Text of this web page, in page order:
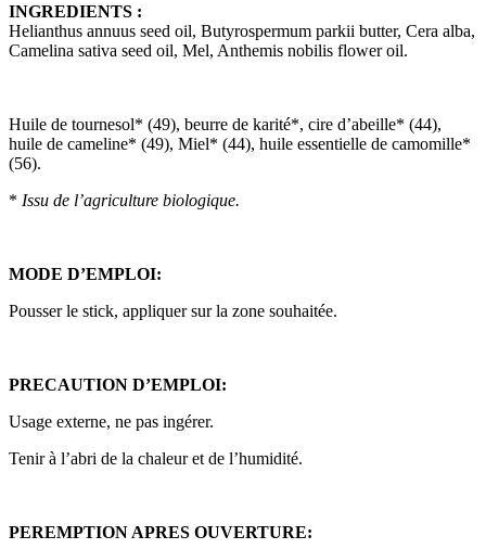
INGREDIENTS :
Helianthus annuus seed oil, Butyrospermum parkii butter, Cera alba,
Camelina sativa seed oil, Mel, Anthemis nobilis flower oil.
Huile de tournesol* (49), beurre de karité*, cire d’abeille* (44),
huile de cameline* (49), Miel* (44), huile essentielle de camomille*
(56).
* Issu de l’agriculture biologique.
MODE D’EMPLOI:
Pousser le stick, appliquer sur la zone souhaitée.
PRECAUTION D’EMPLOI:
Usage externe, ne pas ingérer.
Tenir à l’abri de la chaleur et de l’humidité.
PEREMPTION APRES OUVERTURE: